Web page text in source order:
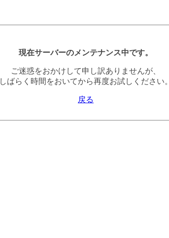
現在サーバーのメンテナンス中です。
ご迷惑をおかけして申し訳ありませんが、
しばらく時間をおいてから再度お試しください。
戻る